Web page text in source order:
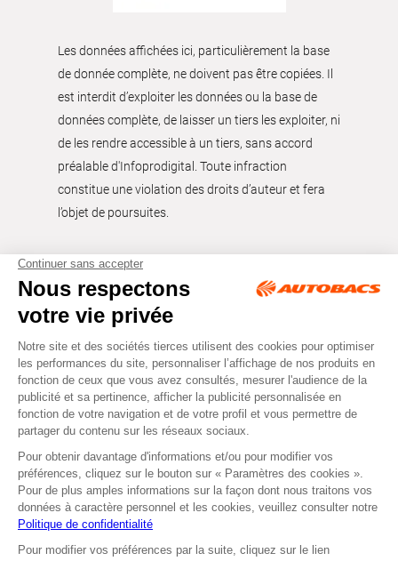
Les données affichées ici, particulièrement la base
de donnée complète, ne doivent pas être copiées. Il
est interdit d’exploiter les données ou la base de
données complète, de laisser un tiers les exploiter, ni
de les rendre accessible à un tiers, sans accord
préalable d'Infoprodigital. Toute infraction
constitue une violation des droits d’auteur et fera
l’objet de poursuites.
Tous droits réservés © Autobacs
Mentions légales RGPD
Cookies CGV
Facebook Instagram